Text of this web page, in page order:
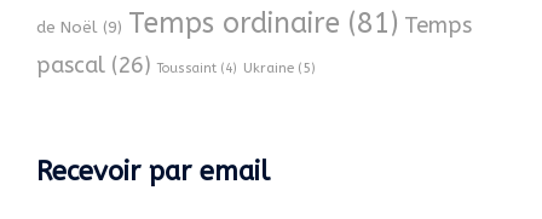
de Noël (9) Temps ordinaire (81) Temps
pascal (26) Toussaint (4) Ukraine (5)
Recevoir par email